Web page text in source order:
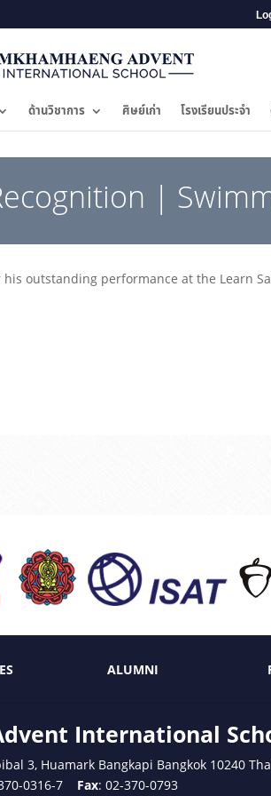
ด้านวิชาการ ศิษย์เก่า โรงเรียนประจำ
|
his outstanding performance at the Learn
ALUMNI
International
3, Huamark Bangkapi Bangkok 10240
0316-7 Fax: 02-370-0793